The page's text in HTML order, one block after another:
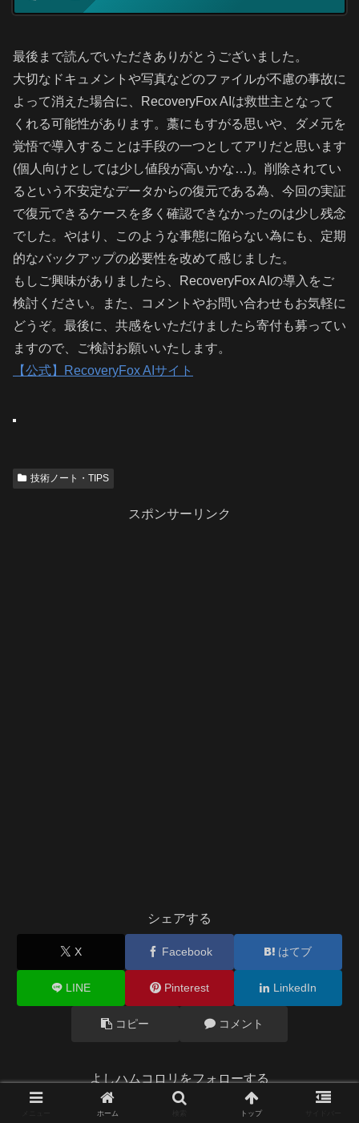
最後まで読んでいただきありがとうございました。
大切なドキュメントや写真などのファイルが不慮の事故に
よって消えた場合に、RecoveryFox AIは救世主となって
くれる可能性があります。藁にもすがる思いや、ダメ元を
覚悟で導入することは手段の一つとしてアリだと思います
(個人向けとしては少し値段が高いかな…)。削除されてい
るという不安定なデータからの復元である為、今回の実証
で復元できるケースを多く確認できなかったのは少し残念
でした。やはり、このような事態に陥らない為にも、定期
的なバックアップの必要性を改めて感じました。
もしご興味がありましたら、RecoveryFox AIの導入をご
検討ください。また、コメントやお問い合わせもお気軽に
どうぞ。最後に、共感をいただけましたら寄付も募ってい
ますので、ご検討お願いいたします。
【公式】RecoveryFox AIサイト
技術ノート・TIPS
スポンサーリンク
シェアする
X Facebook はてブ
LINE Pinterest LinkedIn
コピー コメント
よしハムコロリをフォローする
ホーム トップ